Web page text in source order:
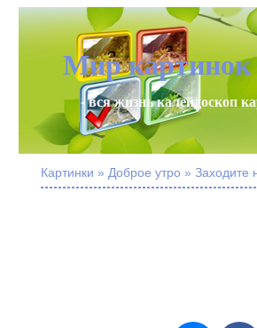
Мир картинок
- вся жизнь калейдоскоп
Картинки » Доброе утро » Заходите